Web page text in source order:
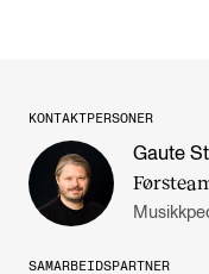
KONTAKTPERSONER
Gaute
SAMARBEIDSPARTNER